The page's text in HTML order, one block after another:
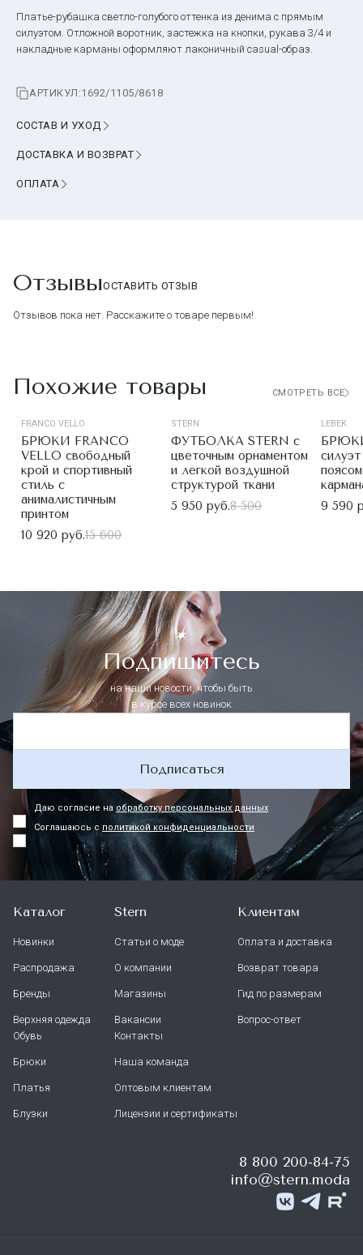
Платье-рубашка светло-голубого оттенка из денима с прямым
силуэтом. Отложной воротник, застежка на кнопки, рукава 3/4 и
накладные карманы оформляют лаконичный casual-образ.
АРТИКУЛ:1692/1105/8618
СОСТАВ И УХОД
ДОСТАВКА И ВОЗВРАТ
ОПЛАТА
ОтзывыОСТАВИТЬ ОТЗЫВ
Отзывов пока нет. Расскажите о товаре первым!
Похожие товары СМОТРЕТЬ ВСЕ
FRANCO VELLO
БРЮКИ FRANCO
VELLO свободный
крой и спортивный
стиль с
анималистичным
принтом
10 920 руб.15 600
STERN
ФУТБОЛКА STERN с
цветочным орнаментом
и легкой воздушной
структурой ткани
5 950 руб.8 500
LEBEK
9 590
Подпишитесь
на наши новости, чтобы быть
в курсе всех новинок
Подписаться
Даю согласие наобработку персональных данных
Соглашаюсь с политикой конфиденциальности
Каталог
Новинки
Распродажа
Бренды
Верхняя одежда
Обувь
Брюки
Платья
Блузки
Stern
Статьи о моде
О компании
Магазины
Вакансии
Контакты
Наша команда
Оптовым клиентам
Лицензии и сертификаты
Клиентам
Оплата и доставка
Возврат товара
Гид по размерам
Вопрос-ответ
8 800 200-84-75
info@stern.moda